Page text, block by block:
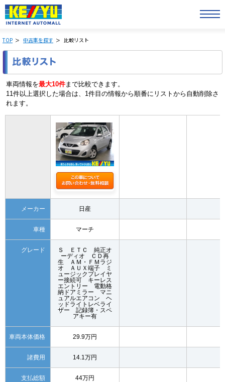
TOP 中古車を探す 比較リスト
車両情報を最大10件まで比較できます。
11件以上選択した場合は、1件目の情報から順番にリストから自動削除さ
れます。
メーカー 日産
車種 マーチ
グレード
Ｓ ＥＴＣ 純正オ
ーディオ ＣＤ再
生 ＡＭ・ＦＭラジ
オ ＡＵＸ端子 ミ
ュージックプレイヤ
ー接続可 キーレス
エントリー 電動格
納ドアミラー マニ
ュアルエアコン ヘ
ッドライトレベライ
ザー 記録簿・スペ
アキー有
車両本体価格 29.9万円
諸費用 14.1万円
支払総額 44万円